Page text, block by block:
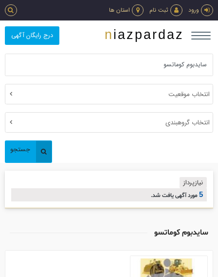
ورود ثبت نام استان ها
درج رایگان آگهی niazpardaz
انتخاب موقعیت
انتخاب گروهبندی
جستجو
نیازپرداز
5مورد آگهی یافت شد.
سایدبوم کوماتسو